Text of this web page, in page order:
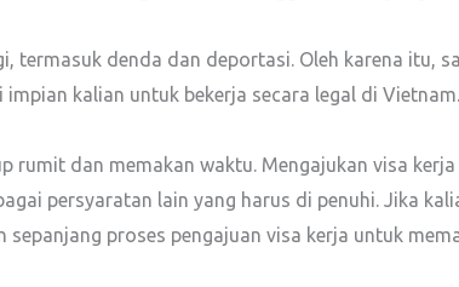
termasuk denda dan deportasi. Oleh karena itu,
kalian untuk bekerja secara legal di Vietnam.
rumit dan memakan waktu. Mengajukan visa
persyaratan lain yang harus di penuhi. Jika
proses pengajuan visa kerja untuk